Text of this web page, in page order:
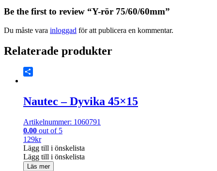
Be the first to review “Y-rör 75/60/60mm”
Du måste vara inloggad för att publicera en kommentar.
Relaterade produkter
Nautec – Dyvika 45×15
Artikelnummer: 1060791
0.00 out of 5
129kr
Lägg till i önskelista
Lägg till i önskelista
Läs mer